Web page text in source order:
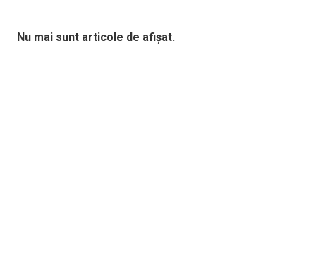
Nu mai sunt articole de afișat.